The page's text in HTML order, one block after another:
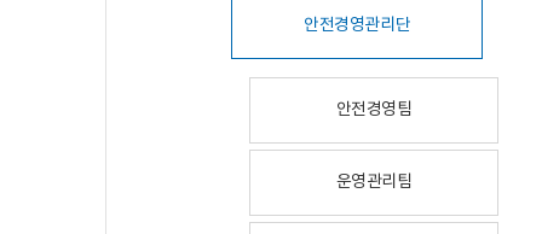
안전경영관리단
안전경영팀
운영관리팀